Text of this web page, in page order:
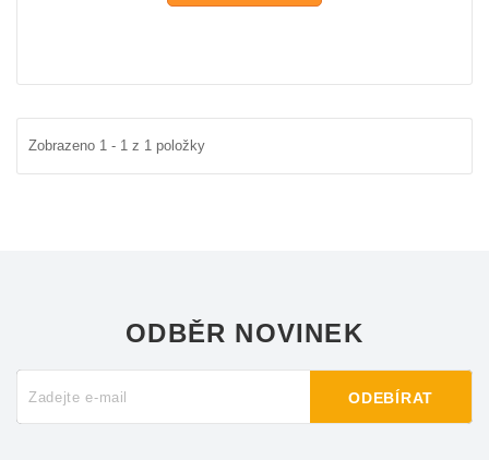
Zobrazeno 1 - 1 z 1 položky
ODBĚR NOVINEK
ODEBÍRAT